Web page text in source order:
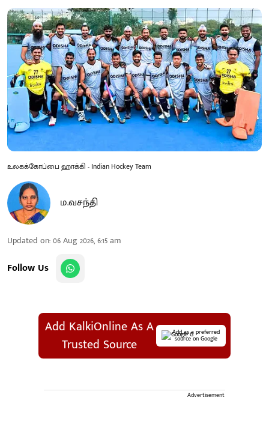
உலகக்கோப்பை ஹாக்கி - Indian Hockey Team
ம.வசந்தி
Updated on:06 Aug 2026, 6:15 am
Follow Us
Add KalkiOnline As A
Trusted Source
Add as a preferred
source on Google
Advertisement